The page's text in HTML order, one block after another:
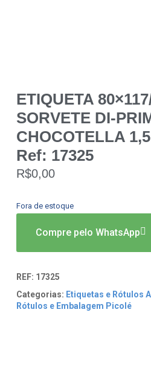
ETIQUETA
SORVETE DI-
CHOCOTELLA
Ref: 17325
R$0,00
Fora de estoque
Compre pelo WhatsApp
REF: 17325
Categorias: Etiquetas e Rótulos
Rótulos e Embalagem Picolé